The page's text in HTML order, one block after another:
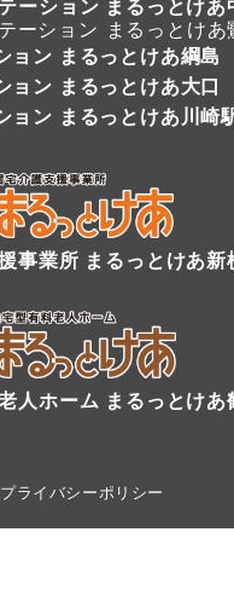
ーション まるっとけあ
ーション まるっとけあ
ョン まるっとけあ綱島
ョン まるっとけあ大口
ョン まるっとけあ川崎
事業所 まるっとけあ新
人ホーム まるっとけあ
プライバシーポリシー